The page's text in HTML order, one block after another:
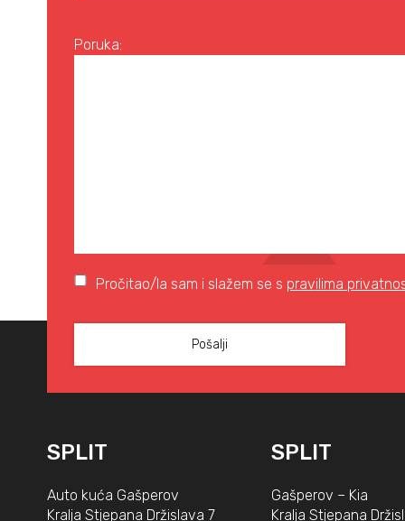
Poruka:
Pročitao/la sam i slažem se s pravilima
SPLIT
Auto kuća Gašperov
Kralja Stjepana Držislava 7
SPLIT
Gašperov – Kia
Kralja Stjepana